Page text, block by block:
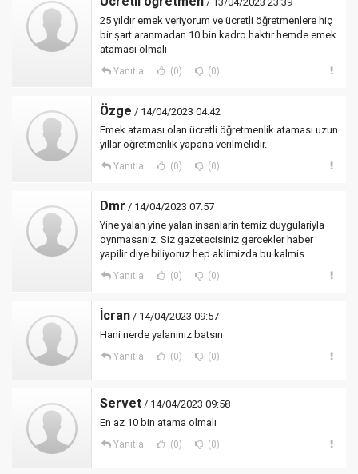
25 yıldır emek veriyorum ve ücretli öğretmenlere hiç
bir şart aranmadan 10 bin kadro haktır hemde emek
ataması olmalı
Yanıtla (0) (0)
Özge / 14/04/2023 04:42
Emek ataması olan ücretli öğretmenlik ataması uzun
yıllar öğretmenlik yapana verilmelidir.
Yanıtla (0) (0)
Dmr / 14/04/2023 07:57
Yine yalan yine yalan insanlarin temiz duygulariyla
oynmasaniz. Siz gazetecisiniz gercekler haber
yapilir diye biliyoruz hep aklimizda bu kalmis
Yanıtla (0) (0)
Îcran / 14/04/2023 09:57
Hani nerde yalanınız batsın
Yanıtla (0) (0)
Servet / 14/04/2023 09:58
En az 10 bin atama olmalı
Yanıtla (0) (0)